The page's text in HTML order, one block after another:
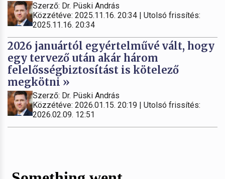
Szerző: Dr. Püski András
Közzétéve: 2025.11.16. 20:34 | Utolsó frissítés:
2025.11.16. 20:34
2026 januártól egyértelművé vált, hogy
egy tervező után akár három
felelősségbiztosítást is kötelező
megkötni »
Szerző: Dr. Püski András
Közzétéve: 2026.01.15. 20:19 | Utolsó frissítés:
2026.02.09. 12:51